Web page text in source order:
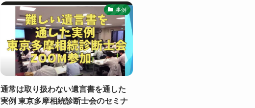
事例
通常は取り扱わない遺言書を通した
実例 東京多摩相続診断士会のセミナ